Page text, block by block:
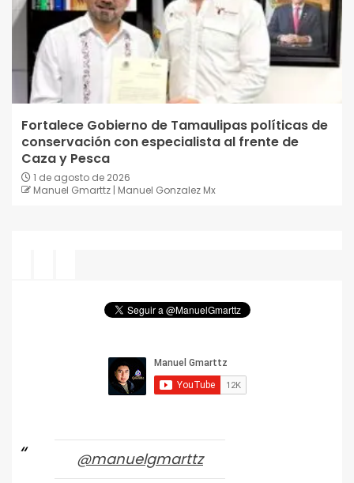
Fortalece Gobierno de Tamaulipas políticas de
conservación con especialista al frente de
Caza y Pesca
1 de agosto de 2026
Manuel Gmarttz | Manuel Gonzalez Mx
@manuelgmarttz